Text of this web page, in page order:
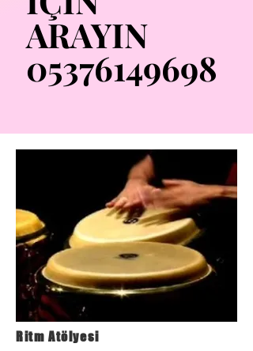
ARAYIN
05376149698
ARAYIN
05376149698
Ritm Atölyesi